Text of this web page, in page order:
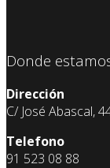
Donde
Dirección
C/ José Abascal,
Telefono
91 523 08 88